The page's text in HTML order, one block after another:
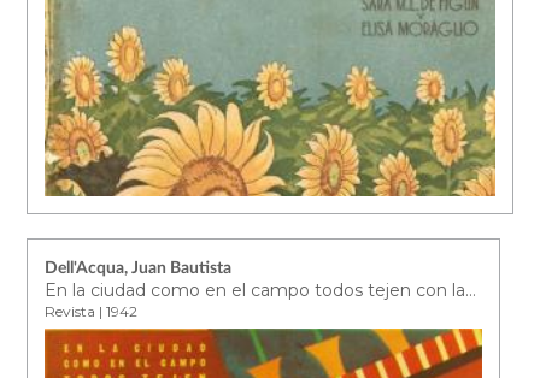
Dell'Acqua, Juan Bautista
En la ciudad como en el campo todos tejen con lanas Hetesia
Revista | 1942